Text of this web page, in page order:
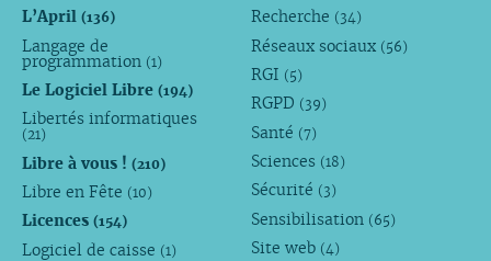
L’April (136)
Langage de
programmation (1)
Le Logiciel Libre (194)
Libertés informatiques
(21)
Libre à vous ! (210)
Libre en Fête (10)
Licences (154)
Logiciel de caisse (1)
Recherche (34)
Réseaux sociaux (56)
RGI (5)
RGPD (39)
Santé (7)
Sciences (18)
Sécurité (3)
Sensibilisation (65)
Site web (4)